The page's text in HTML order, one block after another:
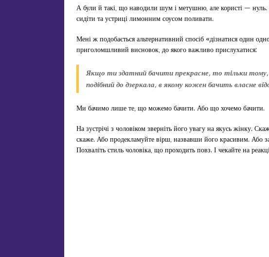
А були й такі, що наводили шум і метушню, але користі — нуль.
сидіти та устриці лимонним соусом поливати.
Мені ж подобається альтернативний спосіб «дізнатися один
приголомшливий висновок, до якого важливо прислухатися:
Якщо ти здатний бачити прекрасне, то тільки
подібний до дзеркала, в якому кожен бачить власне
Ми бачимо лише те, що можемо бачити. Або що хочемо бачити.
На зустрічі з чоловіком зверніть його увагу на якусь жінку.
скаже. Або продекламуйте вірш, назвавши його красивим. Або
Похваліть стиль чоловіка, що проходить повз. І чекайте на